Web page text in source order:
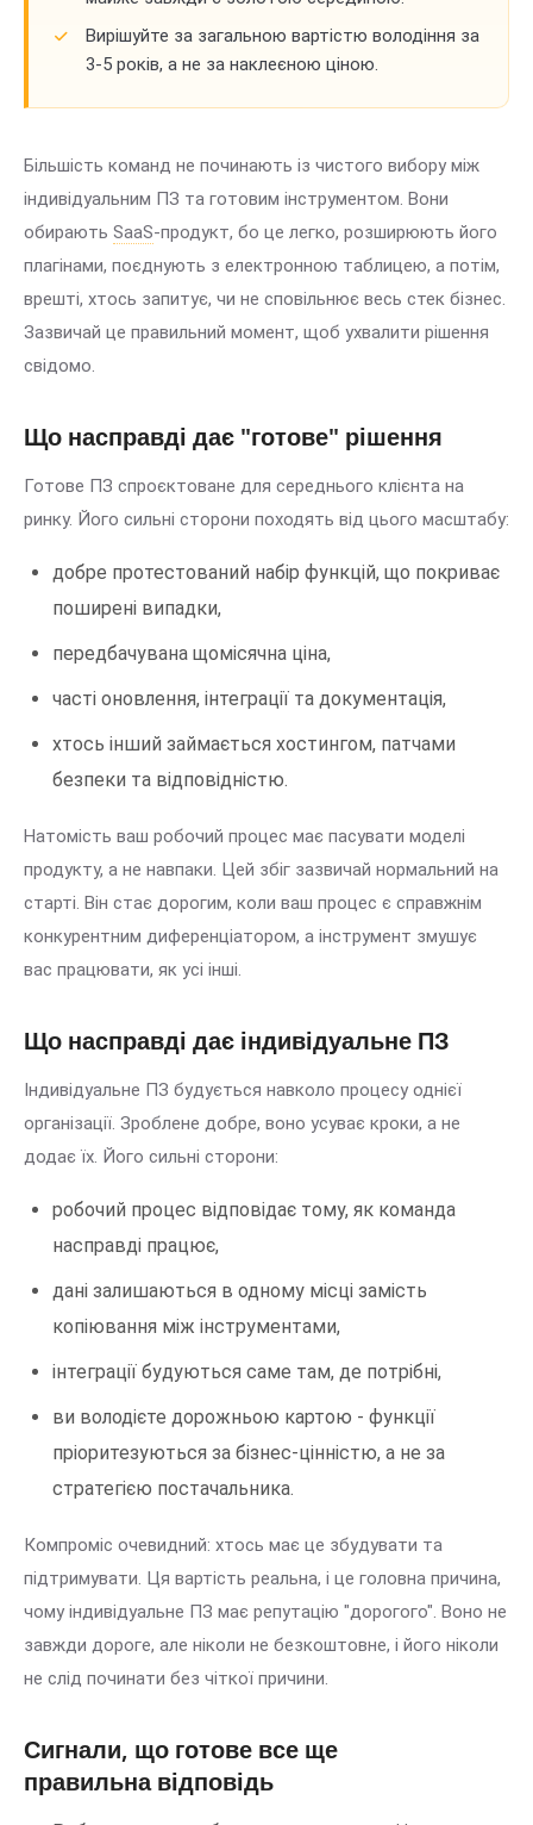
Вирішуйте за загальною вартістю володіння за
3-5 років, а не за наклеєною ціною.
Більшість команд не починають із чистого вибору між
індивідуальним ПЗ та готовим інструментом. Вони
обирають SaaS-продукт, бо це легко, розширюють його
плагінами, поєднують з електронною таблицею, а потім,
врешті, хтось запитує, чи не сповільнює весь стек бізнес.
Зазвичай це правильний момент, щоб ухвалити рішення
свідомо.
Що насправді дає "готове" рішення
Готове ПЗ спроєктоване для середнього клієнта на
ринку. Його сильні сторони походять від цього масштабу:
добре протестований набір функцій, що покриває
поширені випадки,
передбачувана щомісячна ціна,
часті оновлення, інтеграції та документація,
хтось інший займається хостингом, патчами
безпеки та відповідністю.
Натомість ваш робочий процес має пасувати моделі
продукту, а не навпаки. Цей збіг зазвичай нормальний на
старті. Він стає дорогим, коли ваш процес є справжнім
конкурентним диференціатором, а інструмент змушує
вас працювати, як усі інші.
Що насправді дає індивідуальне ПЗ
Індивідуальне ПЗ будується навколо процесу однієї
організації. Зроблене добре, воно усуває кроки, а не
додає їх. Його сильні сторони:
робочий процес відповідає тому, як команда
насправді працює,
дані залишаються в одному місці замість
копіювання між інструментами,
інтеграції будуються саме там, де потрібні,
ви володієте дорожньою картою - функції
пріоритезуються за бізнес-цінністю, а не за
стратегією постачальника.
Компроміс очевидний: хтось має це збудувати та
підтримувати. Ця вартість реальна, і це головна причина,
чому індивідуальне ПЗ має репутацію "дорогого". Воно не
завжди дороге, але ніколи не безкоштовне, і його ніколи
не слід починати без чіткої причини.
Сигнали, що готове все ще
правильна відповідь